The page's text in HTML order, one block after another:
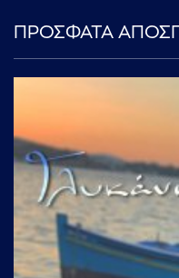
ΠΡΟΣΦΑΤΑ